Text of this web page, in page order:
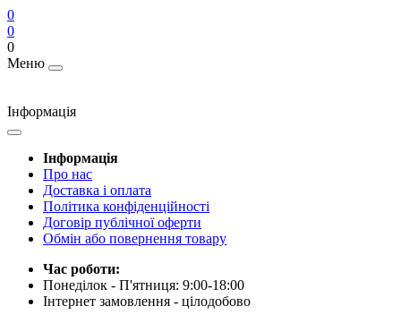
0
0
0
Меню
Інформація
Інформація
Про нас
Доставка і оплата
Політика конфіденційності
Договір публічної оферти
Обмін або повернення товару
Час роботи:
Понеділок - П'ятниця: 9:00-18:00
Інтернет замовлення - цілодобово